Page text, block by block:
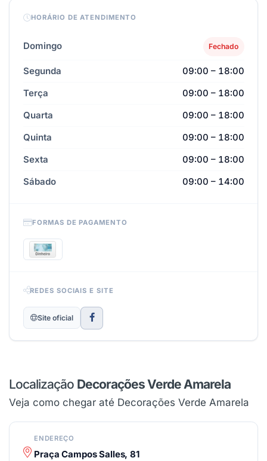
HORÁRIO DE ATENDIMENTO
Domingo Fechado
Segunda
09:00 – 18:00
Terça
09:00 – 18:00
Quarta
09:00 – 18:00
Quinta
09:00 – 18:00
Sexta
09:00 – 18:00
Sábado
09:00 – 14:00
FORMAS DE PAGAMENTO
REDES SOCIAIS E SITE
Site oficial
Localização Decorações Verde Amarela
Veja como chegar até Decorações Verde Amarela
ENDEREÇO
Praça Campos Salles, 81